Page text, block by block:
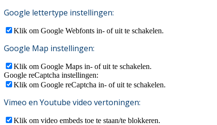
Google lettertype instellingen:
Klik om Google Webfonts in- of uit te schakelen.
Google Map instellingen:
Klik om Google Maps in- of uit te schakelen.
Google reCaptcha instellingen:
Klik om Google reCaptcha in- of uit te schakelen.
Vimeo en Youtube video vertoningen:
Klik om video embeds toe te staan/te blokkeren.